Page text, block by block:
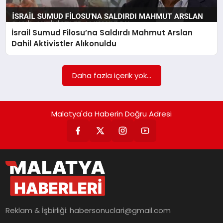
MAGAZIN
TEKNOLOJI
İsrail Sumud Filosu’na Saldırdı Mahmut Arslan
Dahil Aktivistler Alıkonuldu
Daha fazla içerik yok...
Malatya'da Haberin Doğru Adresi
Reklam & İşbirliği:habersonuclari@gmail.com